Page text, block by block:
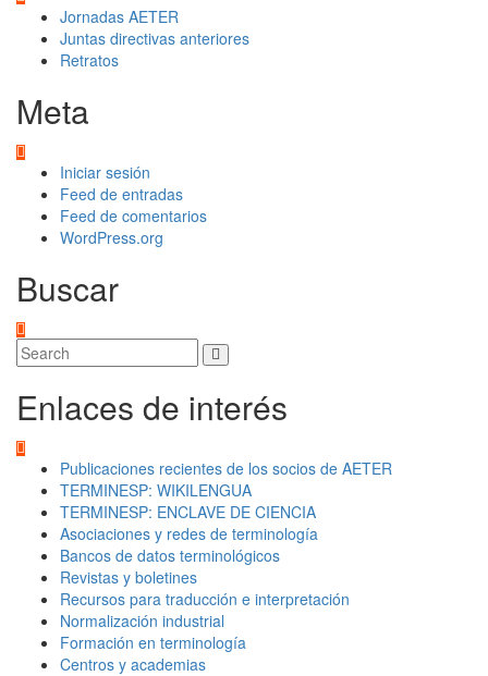
Jornadas AETER
Juntas directivas anteriores
Retratos
Meta
Iniciar sesión
Feed de entradas
Feed de comentarios
WordPress.org
Buscar
Enlaces de interés
Publicaciones recientes de los socios de AETER
TERMINESP: WIKILENGUA
TERMINESP: ENCLAVE DE CIENCIA
Asociaciones y redes de terminología
Bancos de datos terminológicos
Revistas y boletines
Recursos para traducción e interpretación
Normalización industrial
Formación en terminología
Centros y academias